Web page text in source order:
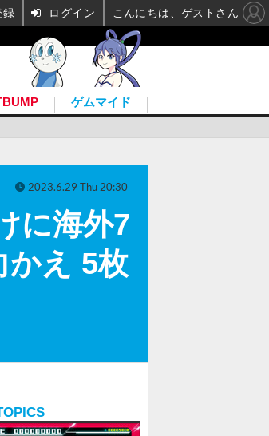
ゲムマイド
に海外7
かえ 5枚
2023.6.29 Thu 20:30
録 ログイン こんにちは、ゲストさん